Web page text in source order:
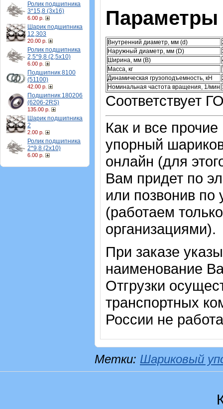
Ролик подшипника
3*15,8 (3х16)
6.00 р.
Шарик подшипника
12,303
20.00 р.
Ролик подшипника
2,5*9,8 (2,5х10)
6.00 р.
Подшипник 8100
(51100)
42.00 р.
Подшипник 180206
(6206-2RS)
135.00 р.
Шарик подшипника
2
2.00 р.
Ролик подшипника
2*9,8 (2х10)
6.00 р.
Параметры
Внутренний диаметр, мм (d)
Наружный диаметр, мм (D)
Ширина, мм (B)
Масса, кг
Динамическая грузоподъемность, кН
Номинальная частота вращения, 1/мин
Соответствует
Как и все
упорный
онлайн (для
Вам придет по
или позвонив
(работаем
организациями).
При заказе
наименование
Отгрузки
транспортных
России не
Метки: Шариковый